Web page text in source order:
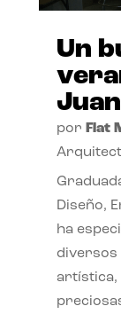
Un
por Flat
Diseño,
ha
diversos
artística,